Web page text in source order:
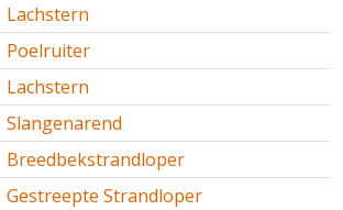
Lachstern
Poelruiter
Lachstern
Slangenarend
Breedbekstrandloper
Gestreepte Strandloper